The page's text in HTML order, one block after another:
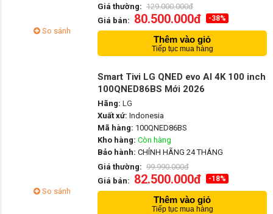
So sánh
Giá thường: 129.000.000đ
Giá bán: 80.500.000đ -38%
Thêm vào giỏ
Tiếp tục mua hàng
So sánh
Smart Tivi LG QNED evo AI 4K 100 inch
100QNED86BS Mới 2026
Hãng: LG
Xuất xứ: Indonesia
Mã hàng: 100QNED86BS
Kho hàng: Còn hàng
Bảo hành: CHÍNH HÃNG 24 THÁNG
Giá thường: 99.990.000đ
Giá bán: 82.500.000đ -18%
Thêm vào giỏ
Tiếp tục mua hàng